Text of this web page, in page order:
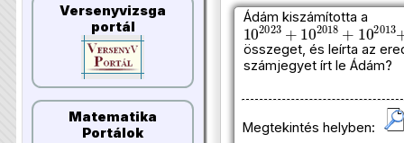
Versenyvizsga
portál
Matematika
Portálok
Ádám kiszámította a
102023+102018 +10
összeget, és leírta az
számjegyet írt le Ádám?
Megtekintés helyben: